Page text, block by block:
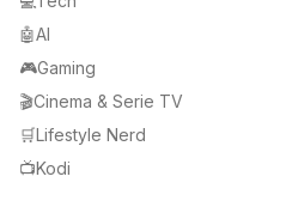
🤖AI
🎮Gaming
🎬Cinema & Serie TV
🛒Lifestyle Nerd
📺Kodi